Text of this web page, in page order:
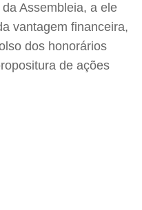
Assembleia, a ele
vantagem financeira,
dos honorários
de ações